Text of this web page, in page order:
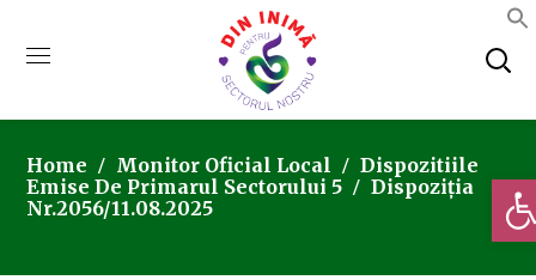
Home Monitor Oficial Local
Dispozitiile
Emise De Primarul Sectorului 5
Dispoziția
Nr.2056/11.08.2025